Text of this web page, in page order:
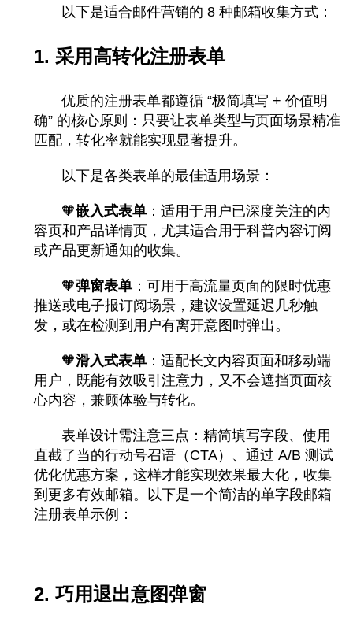
以下是适合邮件营销的 8 种邮箱收集方式：
1. 采用高转化注册表单
优质的注册表单都遵循 “极简填写 + 价值明
确” 的核心原则：只要让表单类型与页面场景精准
匹配，转化率就能实现显著提升。
以下是各类表单的最佳适用场景：
🧡嵌入式表单 ：适用于用户已深度关注的内
容页和产品详情页，尤其适合用于科普内容订阅
或产品更新通知的收集。
🧡弹窗表单 ：可用于高流量页面的限时优惠
推送或电子报订阅场景，建议设置延迟几秒触
发，或在检测到用户有离开意图时弹出。
🧡滑入式表单 ：适配长文内容页面和移动端
用户，既能有效吸引注意力，又不会遮挡页面核
心内容，兼顾体验与转化。
表单设计需注意三点：精简填写字段、使用
直截了当的行动号召语（CTA）、通过 A/B 测试
优化优惠方案，这样才能实现效果最大化，收集
到更多有效邮箱。以下是一个简洁的单字段邮箱
注册表单示例：
2. 巧用退出意图弹窗